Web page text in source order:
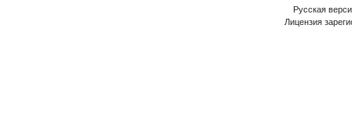
Русская
Лицензия